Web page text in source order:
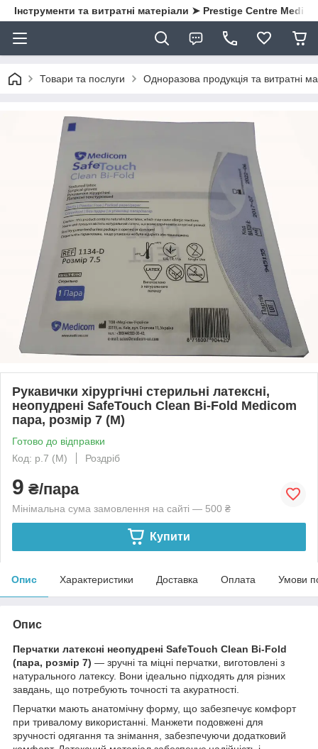
Інструменти та витратні матеріали ➤ Prestige Centre Medical
Товари та послуги Одноразова продукція та витратні
Рукавички хірургічні стерильні латексні,
неопудрені SafeTouch Clean Bi-Fold Medicom
пара, розмір 7 (М)
Готово до відправки
Код: р.7 (М)
Роздріб
9 ₴/пара
Мінімальна сума замовлення на сайті — 500 ₴
Купити
Опис Характеристики Доставка Оплата Умови
Опис
Перчатки латексні неопудрені SafeTouch Clean Bi-Fold
(пара, розмір 7) — зручні та міцні перчатки, виготовлені з
натурального латексу. Вони ідеально підходять для різних
завдань, що потребують точності та акуратності.
Перчатки мають анатомічну форму, що забезпечує комфорт
при тривалому використанні. Манжети подовжені для
зручності одягання та знімання, забезпечуючи додатковий